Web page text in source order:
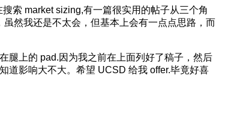
索 market sizing,有一篇很实用的帖子从三个角
然我还是不太会，但基本上会有一点点思路，而
腿上的 pad.因为我之前在上面列好了稿子，然后
道影响大不大。希望 UCSD 给我 offer.毕竟好喜